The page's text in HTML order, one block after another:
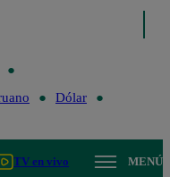
Dólar
TV en vivo MENÚ